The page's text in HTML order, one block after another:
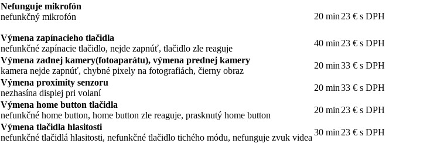
Nefunguje mikrofón
nefunkčný mikrofón
20 min 23 € s DPH
Výmena zapínacieho tlačidla
nefunkčné zapínacie tlačidlo, nejde zapnúť, tlačidlo zle reaguje
40 min 23 € s DPH
Výmena zadnej kamery(fotoaparátu), výmena prednej kamery
kamera nejde zapnúť, chybné pixely na fotografiách, čierny obraz
20 min33 € s DPH
Výmena proximity senzoru
nezhasína displej pri volaní
20 min33 € s DPH
Výmena home button tlačidla
nefunkčné home button, home button zle reaguje, prasknutý home button
20 min 23 € s DPH
Výmena tlačidla hlasitosti
nefunkčné tlačidlá hlasitosti, nefunkčné tlačidlo tichého módu, nefunguje zvuk videa
30 min 23 € s DPH